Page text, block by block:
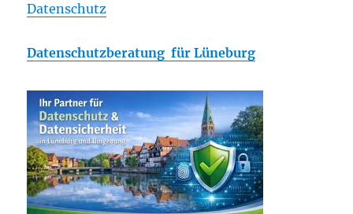
Datenschutz
Datenschutzberatung für Lüneburg